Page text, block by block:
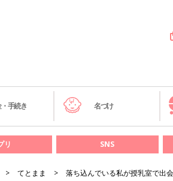
手続き 名づけ
リ SNS
てとまま 落ち込んでいる私が授乳室で出